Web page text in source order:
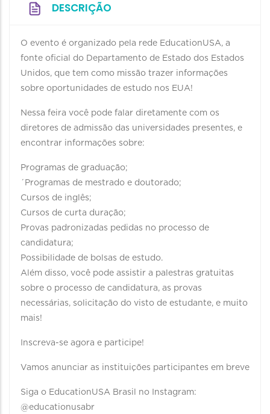
DESCRIÇÃO
O evento é organizado pela rede EducationUSA, a
fonte oficial do Departamento de Estado dos Estados
Unidos, que tem como missão trazer informações
sobre oportunidades de estudo nos EUA!
Nessa feira você pode falar diretamente com os
diretores de admissão das universidades presentes, e
encontrar informações sobre:
Programas de graduação;
´Programas de mestrado e doutorado;
Cursos de inglês;
Cursos de curta duração;
Provas padronizadas pedidas no processo de
candidatura;
Possibilidade de bolsas de estudo.
Além disso, você pode assistir a palestras gratuitas
sobre o processo de candidatura, as provas
necessárias, solicitação do visto de estudante, e muito
mais!
Inscreva-se agora e participe!
Vamos anunciar as instituições participantes em breve
Siga o EducationUSA Brasil no Instagram:
@educationusabr